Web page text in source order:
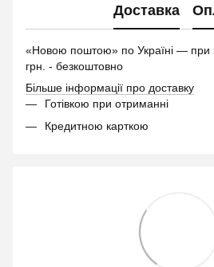
Доставка
«Новою поштою» по Україні — при
грн. - безкоштовно
Більше інформації про доставку
Готівкою при отриманні
Кредитною карткою